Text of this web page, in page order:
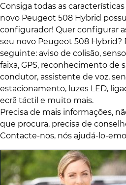
Consiga todas as
novo Peugeot 508 Hybrid
configurador! Quer configurar
seu novo Peugeot 508 Hybrid?
seguinte: aviso de colisão,
faixa, GPS, reconhecimento de
condutor, assistente de voz,
estacionamento, luzes LED,
ecrã táctil e muito mais.
Precisa de mais informações,
que procura, precisa de
Contacte-nos, nós ajudá-lo-